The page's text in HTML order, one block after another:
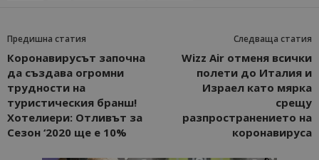
Предишна статия
Коронавирусът започна
да създава огромни
трудности на
туристическия бранш!
Хотелиери: Отливът за
Сезон ‘2020 ще е 10%
Следваща статия
Wizz Air отменя всички
полети до Италия и
Израел като мярка
срещу
разпространението на
коронавирусa